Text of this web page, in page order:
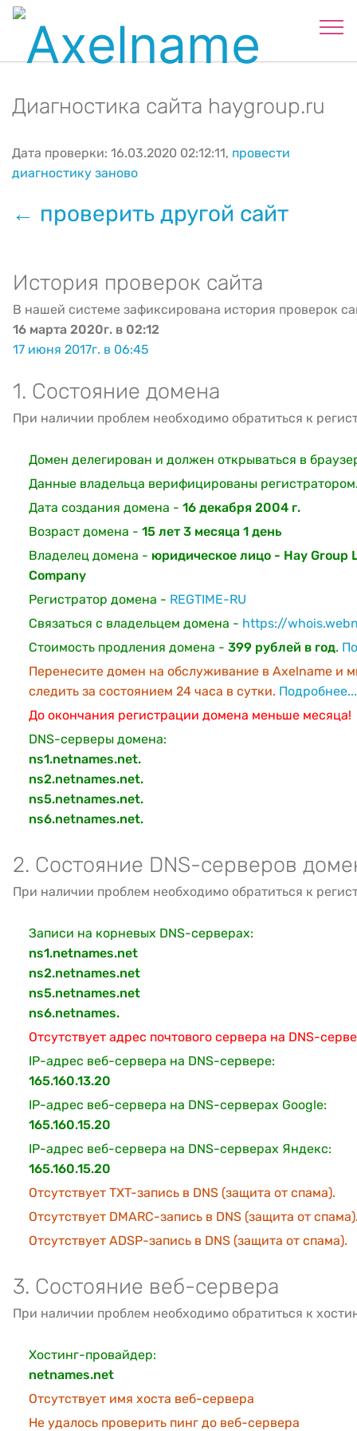
Диагностика сайта haygroup.ru
Дата проверки: 16.03.2020 02:12:11, провести
диагностику заново
← проверить другой сайт
История проверок сайта
В нашей системе зафиксирована история проверок
16 марта 2020г. в 02:12
17 июня 2017г. в 06:45
1. Состояние домена
При наличии проблем необходимо обратиться к
Домен делегирован и должен открываться в
Данные владельца верифицированы
Дата создания домена - 16 декабря 2004 г.
Возраст домена - 15 лет 3 месяца 1 день
Владелец домена - юридическое лицо - Hay Group
Company
Регистратор домена - REGTIME-RU
Связаться с владельцем домена - https://
Стоимость продления домена - 399 рублей в год.
Перенесите домен на обслуживание в Axelname и
следить за состоянием 24 часа в сутки. Подробнее...
До окончания регистрации домена меньше месяца!
DNS-серверы домена:
ns1.netnames.net.
ns2.netnames.net.
ns5.netnames.net.
ns6.netnames.net.
2. Состояние DNS-серверов
При наличии проблем необходимо обратиться к
Записи на корневых DNS-серверах:
ns1.netnames.net
ns2.netnames.net
ns5.netnames.net
ns6.netnames.
Отсутствует адрес почтового сервера на DNS-
IP-адрес веб-сервера на DNS-сервере:
165.160.13.20
IP-адрес веб-сервера на DNS-серверах Google:
165.160.15.20
IP-адрес веб-сервера на DNS-серверах Яндекс:
165.160.15.20
Отсутствует TXT-запись в DNS (защита от спама).
Отсутствует DMARC-запись в DNS (защита от
Отсутствует ADSP-запись в DNS (защита от спама).
3. Состояние веб-сервера
При наличии проблем необходимо обратиться к
Хостинг-провайдер:
netnames.net
Отсутствует имя хоста веб-сервера
Не удалось проверить пинг до веб-сервера